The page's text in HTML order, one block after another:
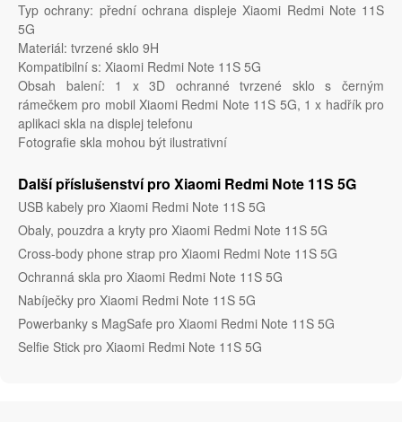
Typ ochrany: přední ochrana displeje Xiaomi Redmi Note 11S
5G
Materiál: tvrzené sklo 9H
Kompatibilní s: Xiaomi Redmi Note 11S 5G
Obsah balení: 1 x 3D ochranné tvrzené sklo s černým
rámečkem pro mobil Xiaomi Redmi Note 11S 5G, 1 x hadřík pro
aplikaci skla na displej telefonu
Fotografie skla mohou být ilustrativní
Další příslušenství pro Xiaomi Redmi Note 11S 5G
USB kabely pro Xiaomi Redmi Note 11S 5G
Obaly, pouzdra a kryty pro Xiaomi Redmi Note 11S 5G
Cross-body phone strap pro Xiaomi Redmi Note 11S 5G
Ochranná skla pro Xiaomi Redmi Note 11S 5G
Nabíječky pro Xiaomi Redmi Note 11S 5G
Powerbanky s MagSafe pro Xiaomi Redmi Note 11S 5G
Selfie Stick pro Xiaomi Redmi Note 11S 5G